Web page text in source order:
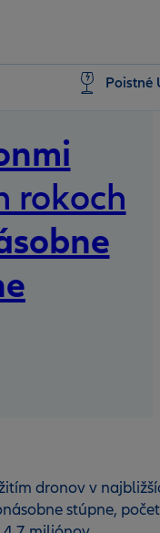
Poistné
rokoch
dronov v
stúpne, počet